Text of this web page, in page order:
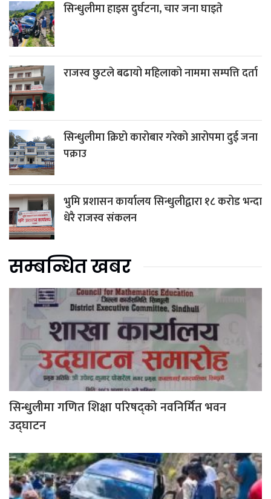
सिन्धुलीमा हाइस दुर्घटना, चार जना घाइते
राजस्व छुटले बढायो महिलाको नाममा सम्पत्ति दर्ता
सिन्धुलीमा क्रिप्टो कारोबार गरेको आरोपमा दुई जना
पक्राउ
भुमि प्रशासन कार्यालय सिन्धुलीद्वारा १८ करोड भन्दा
धेरै राजस्व संकलन
सम्बन्धित खबर
सिन्धुलीमा गणित शिक्षा परिषद्को नवनिर्मित भवन
उद्घाटन